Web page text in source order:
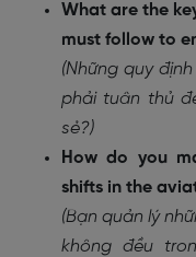
What are the
must follow to
(Những quy
phải tuân thủ
sẻ?)
How do you
shifts in the
(Bạn quản lý
không đều